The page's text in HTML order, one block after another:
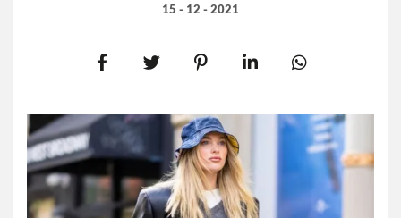
15 - 12 - 2021